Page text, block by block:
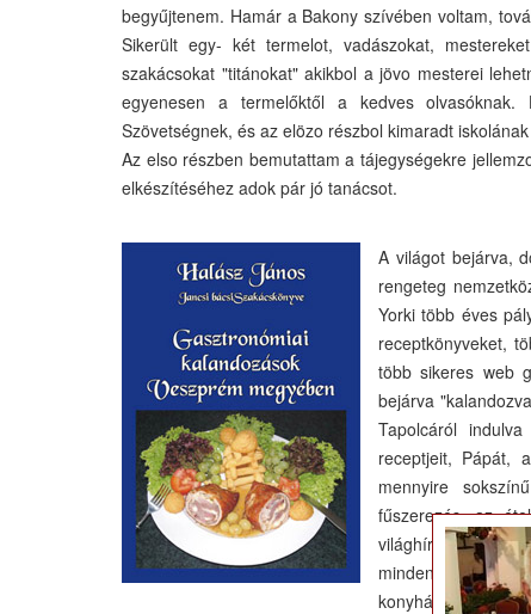
begyűjtenem. Hamár a Bakony szívében voltam,
Sikerült egy- két termelot, vadászokat,
szakácsokat "titánokat" akikbol a jövo mesterei
egyenesen a termelőktől a kedves
Szövetségnek, és az elözo részbol kimaradt
Az elso részben bemutattam a tájegységekre
elkészítéséhez adok pár jó tanácsot.
A világot bejárva,
rengeteg
Yorki több éves
receptkönyveket,
több sikeres web
bejárva
Tapolcáról
receptjeit, Pápát,
mennyire
fűszerezés, az
világhírű társaikkal.
minden
konyhájának